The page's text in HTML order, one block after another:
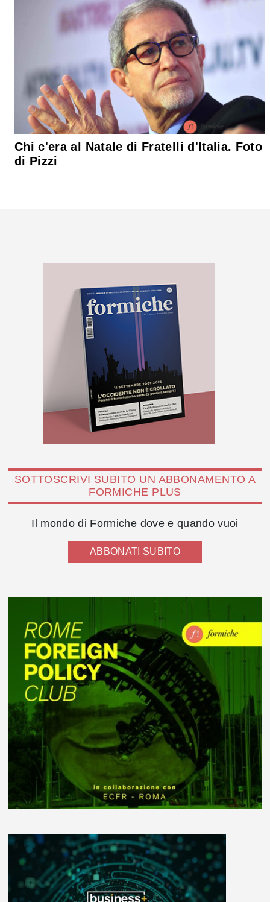
Chi c'era al Natale di Fratelli d'Italia. Foto
di Pizzi
SOTTOSCRIVI SUBITO UN ABBONAMENTO A
FORMICHE PLUS
Il mondo di Formiche dove e quando vuoi
ABBONATI SUBITO